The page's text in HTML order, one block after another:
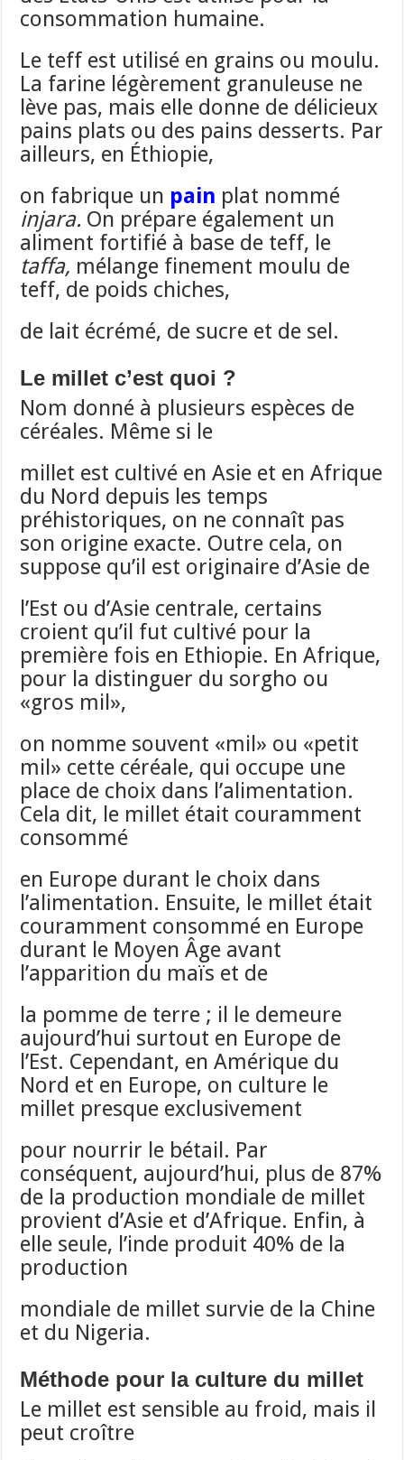
consommation humaine.
Le teff est utilisé en grains ou moulu.
La farine légèrement granuleuse ne
lève pas, mais elle donne de délicieux
pains plats ou des pains desserts. Par
ailleurs, en Éthiopie,
on fabrique un pain plat nommé
injara. On prépare également un
aliment fortifié à base de teff, le
taffa, mélange finement moulu de
teff, de poids chiches,
de lait écrémé, de sucre et de sel.
Le millet c’est quoi ?
Nom donné à plusieurs espèces de
céréales. Même si le
millet est cultivé en Asie et en Afrique
du Nord depuis les temps
préhistoriques, on ne connaît pas
son origine exacte. Outre cela, on
suppose qu’il est originaire d’Asie de
l’Est ou d’Asie centrale, certains
croient qu’il fut cultivé pour la
première fois en Ethiopie. En Afrique,
pour la distinguer du sorgho ou
«gros mil»,
on nomme souvent «mil» ou «petit
mil» cette céréale, qui occupe une
place de choix dans l’alimentation.
Cela dit, le millet était couramment
consommé
en Europe durant le choix dans
l’alimentation. Ensuite, le millet était
couramment consommé en Europe
durant le Moyen Âge avant
l’apparition du maïs et de
la pomme de terre ; il le demeure
aujourd’hui surtout en Europe de
l’Est. Cependant, en Amérique du
Nord et en Europe, on culture le
millet presque exclusivement
pour nourrir le bétail. Par
conséquent, aujourd’hui, plus de 87%
de la production mondiale de millet
provient d’Asie et d’Afrique. Enfin, à
elle seule, l’inde produit 40% de la
production
mondiale de millet survie de la Chine
et du Nigeria.
Méthode pour la culture du millet
Le millet est sensible au froid, mais il
peut croître